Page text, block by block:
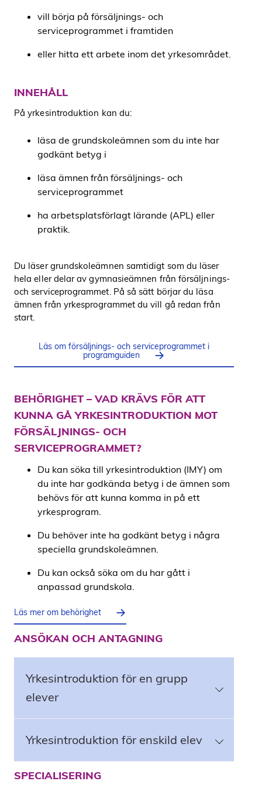
vill börja på försäljnings- och
serviceprogrammet i framtiden
eller hitta ett arbete inom det yrkesområdet.
INNEHÅLL
På yrkesintroduktion kan du:
läsa de grundskoleämnen som du inte har
godkänt betyg i
läsa ämnen från försäljnings- och
serviceprogrammet
ha arbetsplatsförlagt lärande (APL) eller
praktik.
Du läser grundskoleämnen samtidigt som du läser
hela eller delar av gymnasieämnen från försäljnings-
och serviceprogrammet. På så sätt börjar du läsa
ämnen från yrkesprogrammet du vill gå redan från
start.
Läs om försäljnings- och serviceprogrammet i
programguiden
BEHÖRIGHET – VAD KRÄVS FÖR ATT
KUNNA GÅ YRKESINTRODUKTION MOT
FÖRSÄLJNINGS- OCH
SERVICEPROGRAMMET?
Du kan söka till yrkesintroduktion (IMY) om
du inte har godkända betyg i de ämnen som
behövs för att kunna komma in på ett
yrkesprogram.
Du behöver inte ha godkänt betyg i några
speciella grundskoleämnen.
Du kan också söka om du har gått i
anpassad grundskola.
Läs mer om behörighet
ANSÖKAN OCH ANTAGNING
Yrkesintroduktion för en grupp
elever
Yrkesintroduktion för enskild elev
SPECIALISERING